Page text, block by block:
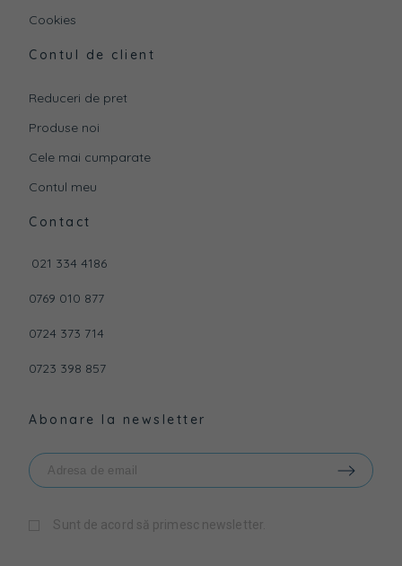
Cookies
Contul de client
Reduceri de pret
Produse noi
Cele mai cumparate
Contul meu
Contact
021 334 4186
0769 010 877
0724 373 714
0723 398 857
Abonare la newsletter
Sunt de acord să primesc newsletter.